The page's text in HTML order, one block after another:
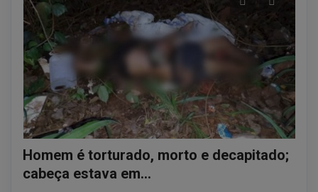
Homem é torturado, morto e decapitado;
cabeça estava em...